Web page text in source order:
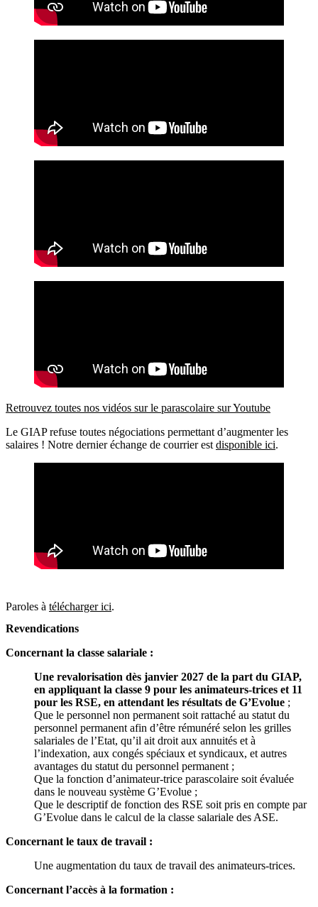
Retrouvez toutes nos vidéos sur le parascolaire sur Youtube
Le GIAP refuse toutes négociations permettant d’augmenter les
salaires ! Notre dernier échange de courrier est disponible ici.
Paroles à télécharger ici.
Revendications
Concernant la classe salariale :
Une revalorisation dès janvier 2027 de la part du GIAP,
en appliquant la classe 9 pour les animateurs-trices et 11
pour les RSE, en attendant les résultats de G’Evolue ;
Que le personnel non permanent soit rattaché au statut du
personnel permanent afin d’être rémunéré selon les grilles
salariales de l’Etat, qu’il ait droit aux annuités et à
l’indexation, aux congés spéciaux et syndicaux, et autres
avantages du statut du personnel permanent ;
Que la fonction d’animateur-trice parascolaire soit évaluée
dans le nouveau système G’Evolue ;
Que le descriptif de fonction des RSE soit pris en compte par
G’Evolue dans le calcul de la classe salariale des ASE.
Concernant le taux de travail :
Une augmentation du taux de travail des animateurs-trices.
Concernant l’accès à la formation :